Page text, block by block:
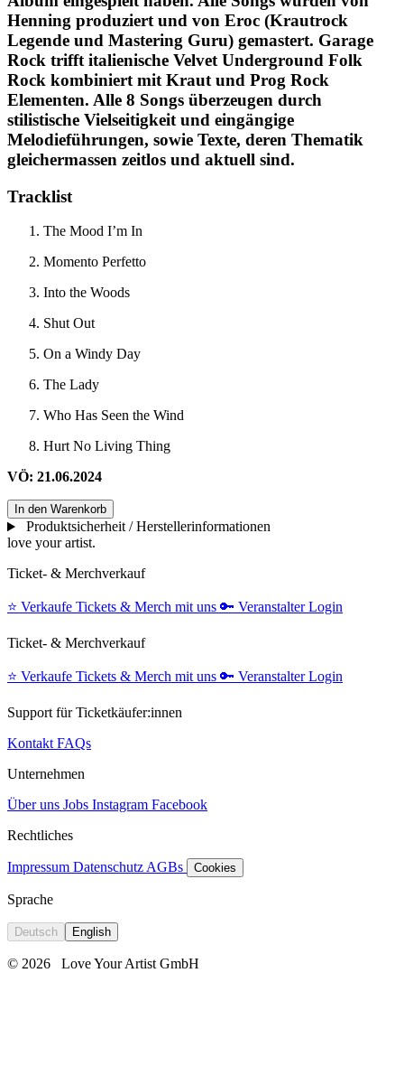
Henning produziert und von Eroc (Krautrock
Legende und Mastering Guru) gemastert. Garage
Rock trifft italienische Velvet Underground Folk
Rock kombiniert mit Kraut und Prog Rock
Elementen. Alle 8 Songs überzeugen durch
stilistische Vielseitigkeit und eingängige
Melodieführungen, sowie Texte, deren Thematik
gleichermassen zeitlos und aktuell sind.
Tracklist
The Mood I’m In
Momento Perfetto
Into the Woods
Shut Out
On a Windy Day
The Lady
Who Has Seen the Wind
Hurt No Living Thing
VÖ: 21.06.2024
In den Warenkorb
Produktsicherheit / Herstellerinformationen
love your artist.
Ticket- & Merchverkauf
⭐️ Verkaufe Tickets & Merch mit uns 🔑 Veranstalter Login
Ticket- & Merchverkauf
⭐️ Verkaufe Tickets & Merch mit uns 🔑 Veranstalter Login
Support für Ticketkäufer:innen
Kontakt FAQs
Unternehmen
Über uns Jobs Instagram Facebook
Rechtliches
Impressum Datenschutz AGBs Cookies
Sprache
Deutsch English
© 2026 Love Your Artist GmbH